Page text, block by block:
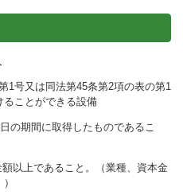
1号又は同法第45条第2項の表の第1
ることができる設備
の期間に取得したものであるこ
以上であること。（業種、資本金